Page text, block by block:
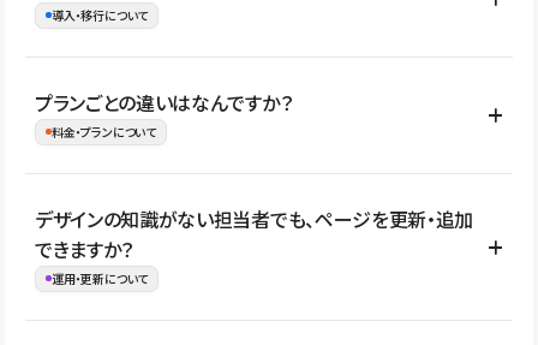
Studio上に再構築する形で移行できます。 WordPressの場合は、
イト全体のデザインや設定がそのまま移行されるわけではないた
め、移行後にページ構成やデザイン、CMS設計、URL・リダイレク
導入・移行について
はい。アクセス規模が大きいサイトや、複数部門での運用、権限管
理、セキュリティ確認、既存システムとの連携など、個別の要件が
ない段階でも、お問い合わせください。
お問合せはこちら
プランごとの違いはなんですか？
料金・プランについて
公開ページ数、バージョン履歴の期間、CMS利用数の上限、権限
管理の有無などがプランごとに異なります。詳しくは料金プランペ
ージをご覧ください。
デザインの知識がない担当者でも、ページを更新・追加
できますか？
運用・更新について